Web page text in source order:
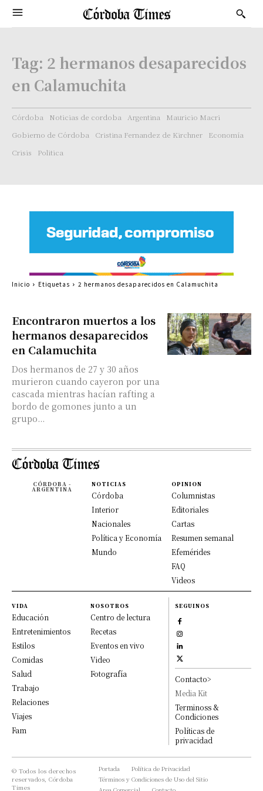
Tag: 2 hermanos desaparecidos
en Calamuchita
Córdoba Noticias de cordoba Argentina
Mauricio Macri
Gobierno de Córdoba
Cristina Fernandez de Kirchner
Economía
Crisis
Politica
Encontraron muertos a los
hermanos desaparecidos
en Calamuchita
Dos hermanos de 27 y 30 años
murieron cuando cayeron por una
cascada mientras hacían rafting a
bordo de gomones junto a un
grupo...
Inicio Etiquetas 2 hermanos desaparecidos en Calamuchita
CÓRDOBA -
ARGENTINA
NOTICIAS
Córdoba
Interior
Nacionales
Política y Economía
Mundo
OPINION
Columnistas
Editoriales
Cartas
Resumen semanal
Efemérides
FAQ
Videos
VIDA
Educación
Entretenimientos
Estilos
Comidas
Salud
Trabajo
Relaciones
Viajes
Fam
NOSOTROS
Centro de lectura
Recetas
Eventos en vivo
Video
Fotografía
SEGUINOS
Contacto>
Media Kit
Terminoss &
Condiciones
Políticas de
privacidad
© Todos los derechos
reservados, Córdoba
Times
Portada
Política de Privacidad
Términos y Condiciones de Uso del Sitio